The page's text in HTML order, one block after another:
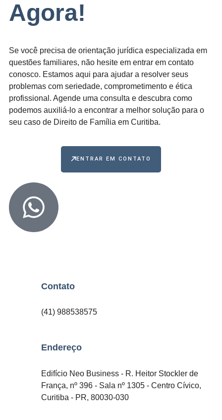
Agora!
Se você precisa de orientação jurídica especializada em
questões familiares, não hesite em entrar em contato
conosco. Estamos aqui para ajudar a resolver seus
problemas com seriedade, comprometimento e ética
profissional. Agende uma consulta e descubra como
podemos auxiliá-lo a encontrar a melhor solução para o
seu caso de Direito de Família em Curitiba.
ENTRAR EM CONTATO
Contato
(41) 988538575
Endereço
Edifício Neo Business - R. Heitor Stockler de
França, nº 396 - Sala nº 1305 - Centro Cívico,
Curitiba - PR, 80030-030